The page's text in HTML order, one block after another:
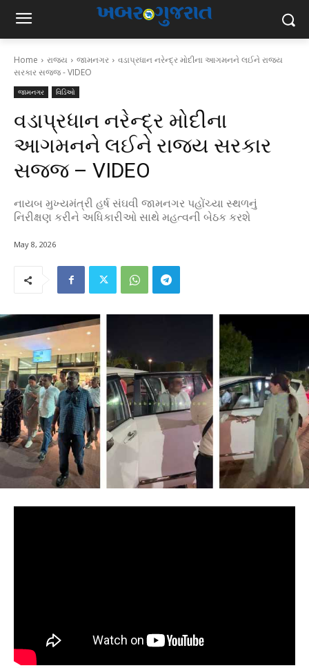
Home રાજ્ય જામનગર
વડાપ્રધાન નરેન્દ્ર મોદીના આગમનને લઈને રાજ્ય
સરકાર સજ્જ - VIDEO
જામનગર વિડિઓ
વડાપ્રધાન નરેન્દ્ર મોદીના
આગમનને લઈને રાજ્ય સરકાર
સજ્જ – VIDEO
નાયબ મુખ્યમંત્રી હર્ષ સંઘવી જામનગર પહોંચ્યા સ્થળનું
નિરીક્ષણ કરીને અધિકારીઓ સાથે મહત્વની બેઠક કરશે
May 8, 2026